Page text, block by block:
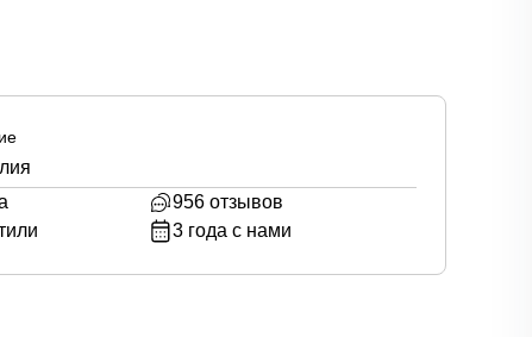
956 отзывов
3 года с нами